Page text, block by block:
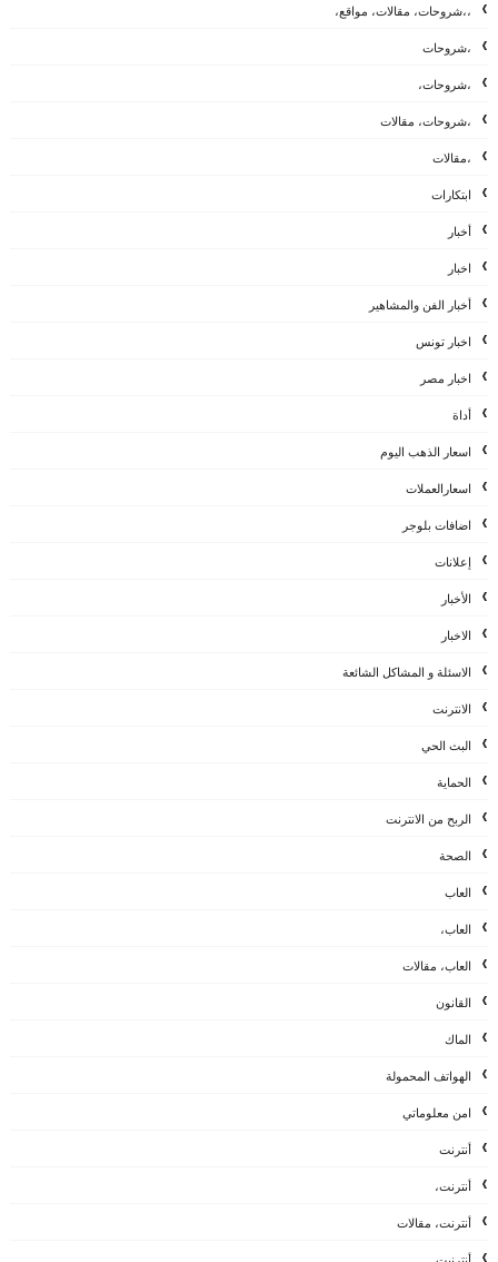
،،شروحات، مقالات، مواقع،
،شروحات
،شروحات،
،شروحات، مقالات
،مقالات
ابتكارات
أخبار
اخبار
أخبار الفن والمشاهير
اخبار تونس
اخبار مصر
أداة
اسعار الذهب اليوم
اسعارالعملات
اضافات بلوجر
إعلانات
الأخبار
الاخبار
الاسئلة و المشاكل الشائعة
الانترنت
البث الحي
الحماية
الربح من الانترنت
الصحة
العاب
العاب،
العاب، مقالات
القانون
الماك
الهواتف المحمولة
امن معلوماتي
أنترنت
أنترنت،
أنترنت، مقالات